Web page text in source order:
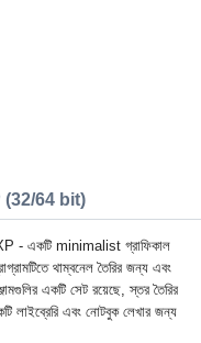
64 bit)
- একটি minimalist গ্রাফিকাল
থাম্বনেল তৈরির জন্য এবং
একটি সেট রয়েছে, স্তর তৈরির
লাইব্রেরি এবং নোটবুক লেখার জন্য